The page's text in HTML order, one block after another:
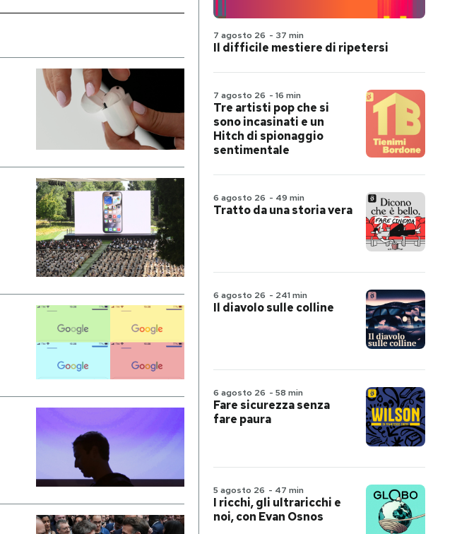
7 agosto 26 - 37 min
Il difficile mestiere di ripetersi
7 agosto 26 - 16 min
Tre artisti pop che si
sono incasinati e un
Hitch di spionaggio
sentimentale
6 agosto 26 - 49 min
Tratto da una storia vera
6 agosto 26 - 241 min
Il diavolo sulle colline
6 agosto 26 - 58 min
Fare sicurezza senza
fare paura
5 agosto 26 - 47 min
I ricchi, gli ultraricchi e
noi, con Evan Osnos